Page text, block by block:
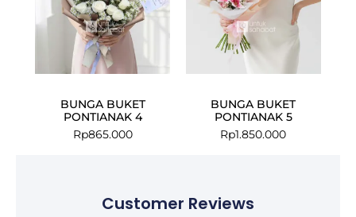
BUNGA BUKET
PONTIANAK 4
Rp865.000
BUNGA BUKET
PONTIANAK 5
Rp1.850.000
Customer Reviews